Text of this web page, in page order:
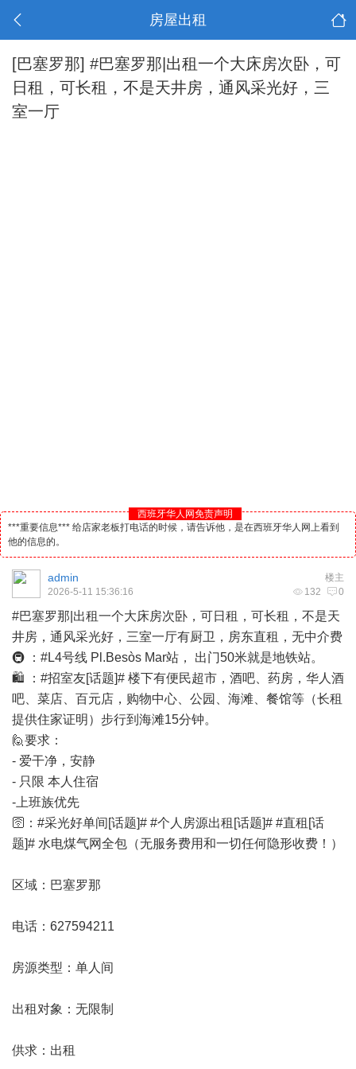
房屋出租
[巴塞罗那] #巴塞罗那|出租一个大床房次卧，可
日租，可长租，不是天井房，通风采光好，三
室一厅
西班牙华人网免责声明
***重要信息*** 给店家老板打电话的时候，请告诉他，是在西班牙华人网上看到
他的信息的。
楼主
admin
132 0
2026-5-11 15:36:16
#巴塞罗那|出租一个大床房次卧，可日租，可长租，不是天
井房，通风采光好，三室一厅有厨卫，房东直租，无中介费
🚇 ：#L4号线 Pl.Besòs Mar站， 出门50米就是地铁站。
🛍️ ：#招室友[话题]# 楼下有便民超市， 酒吧 、药房， 华人 酒
吧、菜店、百元店，购物中心、公园、海滩、餐馆等（长租
提供住家证明）步行到海滩15分钟。
🙋要求：
- 爱干净，安静
- 只限 本人住宿
-上班族优先
🛜：#采光好单间[话题]# #个人房源出租[话题]# #直租[话
题]# 水电煤气网全包（无服务费用和一切任何隐形收费！）
区域：巴塞罗那
电话：627594211
房源类型：单人间
出租对象：无限制
供求：出租